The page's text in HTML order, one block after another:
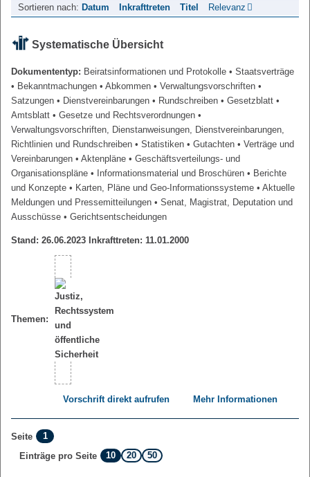
Sortieren nach: Datum Inkrafttreten Titel Relevanz
Systematische Übersicht
Dokumententyp: Beiratsinformationen und Protokolle • Staatsverträge
• Bekanntmachungen • Abkommen • Verwaltungsvorschriften •
Satzungen • Dienstvereinbarungen • Rundschreiben • Gesetzblatt •
Amtsblatt • Gesetze und Rechtsverordnungen •
Verwaltungsvorschriften, Dienstanweisungen, Dienstvereinbarungen,
Richtlinien und Rundschreiben • Statistiken • Gutachten • Verträge und
Vereinbarungen • Aktenpläne • Geschäftsverteilungs- und
Organisationspläne • Informationsmaterial und Broschüren • Berichte
und Konzepte • Karten, Pläne und Geo-Informationssysteme • Aktuelle
Meldungen und Pressemitteilungen • Senat, Magistrat, Deputation und
Ausschüsse • Gerichtsentscheidungen
Stand: 26.06.2023 Inkrafttreten: 11.01.2000
Themen:
Vorschrift direkt aufrufen Mehr Informationen
Seite
1
Einträge pro Seite
10 20 50